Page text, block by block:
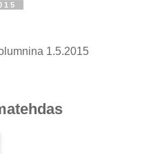
1.5.2015